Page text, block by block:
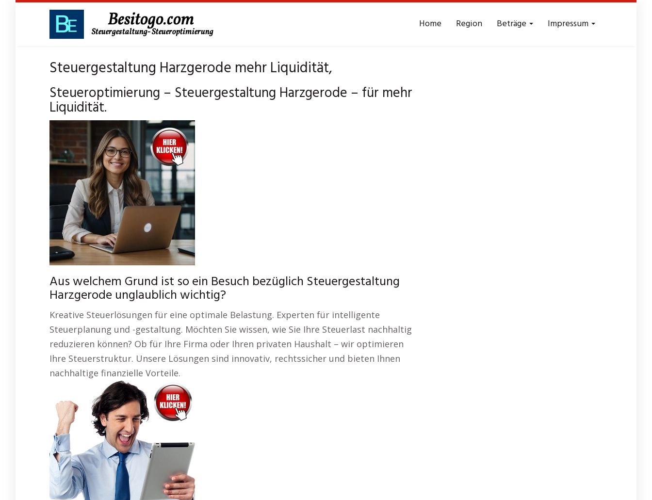
Home Region Beträge Impressum
Steuergestaltung Harzgerode mehr Liquidität,
Steueroptimierung – Steuergestaltung Harzgerode – für mehr
Liquidität.
Aus welchem Grund ist so ein Besuch bezüglich Steuergestaltung
Harzgerode unglaublich wichtig?
Kreative Steuerlösungen für eine optimale Belastung. Experten für intelligente
Steuerplanung und -gestaltung. Möchten Sie wissen, wie Sie Ihre Steuerlast nachhaltig
reduzieren können? Ob für Ihre Firma oder Ihren privaten Haushalt – wir optimieren
Ihre Steuerstruktur. Unsere Lösungen sind innovativ, rechtssicher und bieten Ihnen
nachhaltige finanzielle Vorteile.